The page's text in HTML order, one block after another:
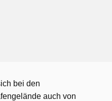
bei den
auch von